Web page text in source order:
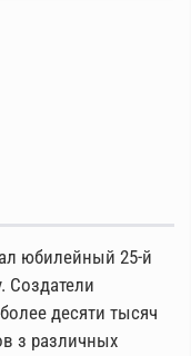
юбилейный 25-й
Создатели
десяти тысяч
з различных